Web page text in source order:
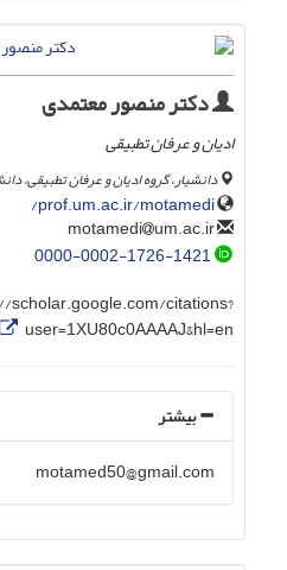
دکتر منصور معتمدی
ادیان و عرفان تطبیقی
دانشیار، گروه ادیان و عرفان تطبیقی،
prof.um.ac.ir/motamedi/
um.ac.ir
0000-0002-1726-1421
scholar.google.com/citations?
user=1XU80c0AAAAJ&hl=en
بیشتر
motamed50@gmail.com